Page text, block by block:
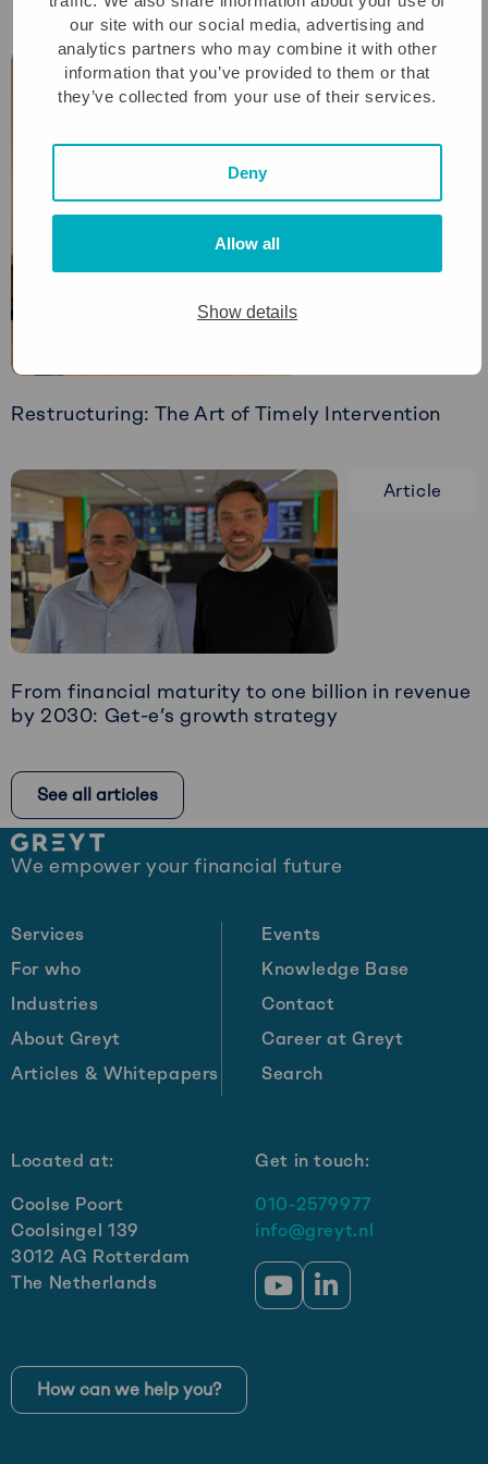
our site with our social media, advertising and
analytics partners who may combine it with other
information that you’ve provided to them or that
they’ve collected from your use of their services.
Deny
Allow all
Show details
Article
Restructuring: The Art of Timely Intervention
more
about
Restructuring:
The
Art
of
Timely
Intervention
Article
From financial maturity to one billion in revenue
by 2030: Get-e’s growth strategy
more
about
From
financial
maturity
one
billion
revenue
by
2030:
strategy
See all articles
Site
footer
We empower your financial future
Services
For who
Industries
About Greyt
Articles & Whitepapers
Events
Knowledge Base
Contact
Career at Greyt
Search
Located at:
Coolse Poort
Coolsingel 139
3012 AG Rotterdam
The Netherlands
Get in touch:
010-2579977
info@greyt.nl
Go Go
How can we help you?